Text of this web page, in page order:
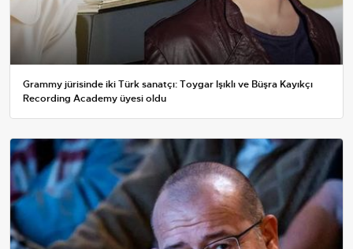
Grammy jürisinde iki Türk sanatçı: Toygar Işıklı ve Büşra Kayıkçı
Recording Academy üyesi oldu